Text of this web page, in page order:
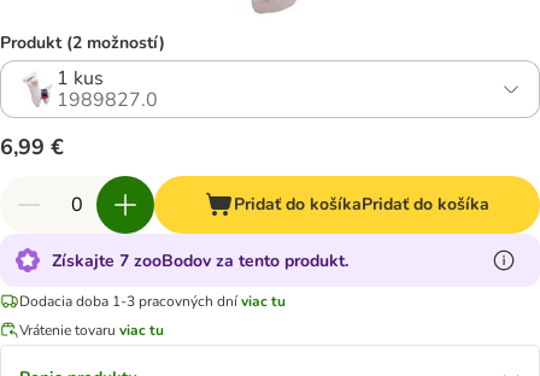
Produkt (2 možností)
1 kus
1989827.0
6,99 €
Pridať do košíkaPridať do košíka
Získajte 7 zooBodov za tento produkt.
Dodacia doba 1-3 pracovných dníviac tu
Vrátenie tovaru viac tu